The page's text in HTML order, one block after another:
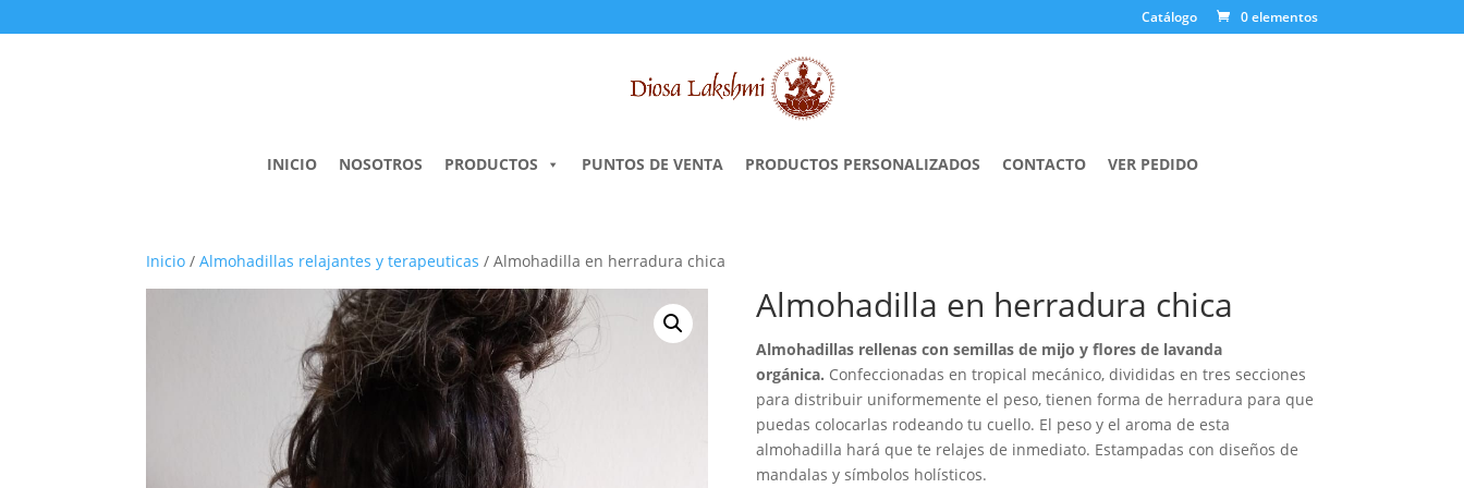
Catálogo 0 elementos
INICIO NOSOTROS PRODUCTOS PUNTOS DE VENTA PRODUCTOS PERSONALIZADOS CONTACTO VER PEDIDO
Inicio /Almohadillas relajantes y terapeuticas / Almohadilla en herradura chica
Almohadilla en herradura chica
Almohadillas rellenas con semillas de mijo y flores de lavanda
orgánica. Confeccionadas en tropical mecánico, divididas en tres secciones
para distribuir uniformemente el peso, tienen forma de herradura para que
puedas colocarlas rodeando tu cuello. El peso y el aroma de esta
almohadilla hará que te relajes de inmediato. Estampadas con diseños de
mandalas y símbolos holísticos.